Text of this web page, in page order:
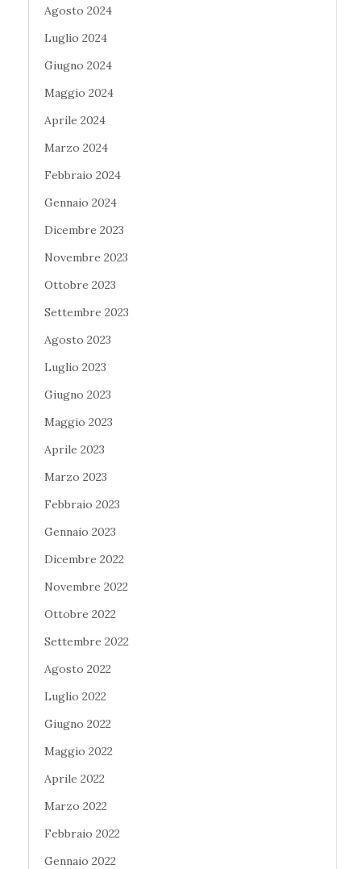
Agosto 2024
Luglio 2024
Giugno 2024
Maggio 2024
Aprile 2024
Marzo 2024
Febbraio 2024
Gennaio 2024
Dicembre 2023
Novembre 2023
Ottobre 2023
Settembre 2023
Agosto 2023
Luglio 2023
Giugno 2023
Maggio 2023
Aprile 2023
Marzo 2023
Febbraio 2023
Gennaio 2023
Dicembre 2022
Novembre 2022
Ottobre 2022
Settembre 2022
Agosto 2022
Luglio 2022
Giugno 2022
Maggio 2022
Aprile 2022
Marzo 2022
Febbraio 2022
Gennaio 2022